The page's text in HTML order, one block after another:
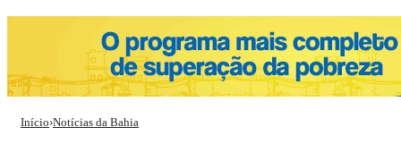
Início›Notícias da Bahia